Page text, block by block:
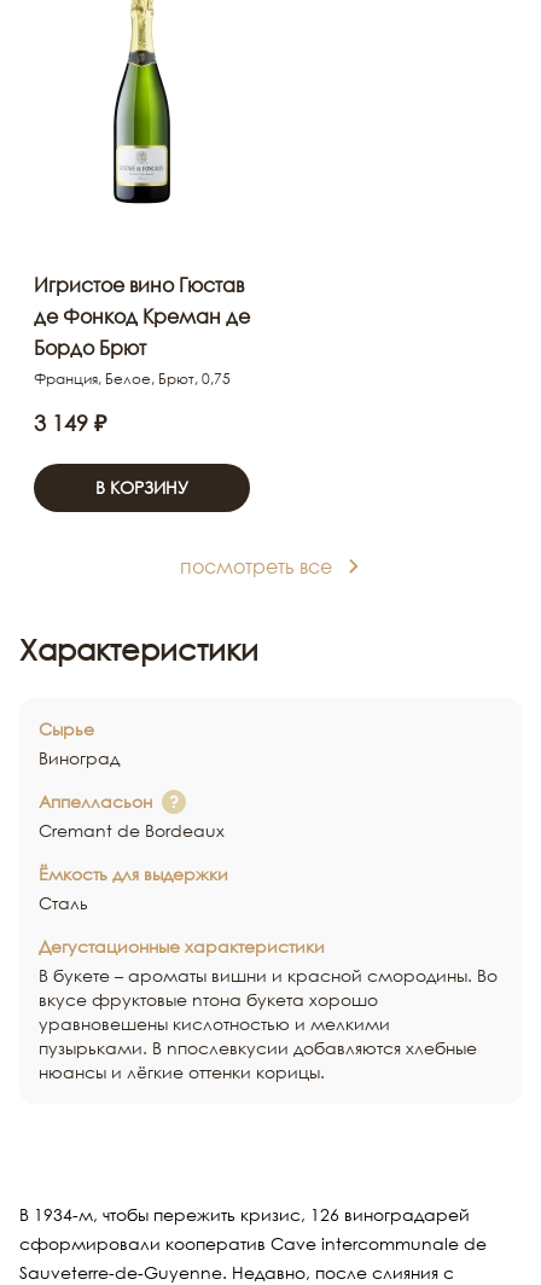
Игристое вино Гюстав
де Фонкод Креман де
Бордо Брют
Франция, Белое, Брют, 0,75
3 149 ₽
В КОРЗИНУ
посмотреть все
Характеристики
В 1934-м, чтобы пережить кризис, 126 виноградарей
сформировали кооператив Cave intercommunale de
Sauveterre-de-Guyenne. Недавно, после слияния с
Сырье
Виноград
Аппелласьон
Cremant de Bordeaux
Ёмкость для выдержки
Сталь
Дегустационные характеристики
В букете – ароматы вишни и красной смородины. Во
вкусе фруктовые nтона букета хорошо
уравновешены кислотностью и мелкими
пузырьками. В nпослевкусии добавляются хлебные
нюансы и лёгкие оттенки корицы.